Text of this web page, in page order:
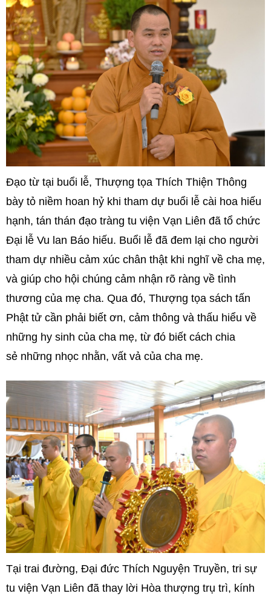
Đạo từ tại buổi lễ, Thượng tọa Thích Thiện Thông
bày tỏ niềm hoan hỷ khi tham dự buổi lễ cài hoa hiếu
hạnh, tán thán đạo tràng tu viện Vạn Liên đã tổ chức
Đại lễ Vu lan Báo hiếu. Buổi lễ đã đem lại cho người
tham dự nhiều cảm xúc chân thật khi nghĩ về cha mẹ,
và giúp cho hội chúng cảm nhận rõ ràng về tình
thương của mẹ cha. Qua đó, Thượng tọa sách tấn
Phật tử cần phải biết ơn, cảm thông và thấu hiểu về
những hy sinh của cha mẹ, từ đó biết cách chia
sẻ những nhọc nhằn, vất vả của cha mẹ.
Tại trai đường, Đại đức Thích Nguyện Truyền, tri sự
tu viện Vạn Liên đã thay lời Hòa thượng trụ trì, kính